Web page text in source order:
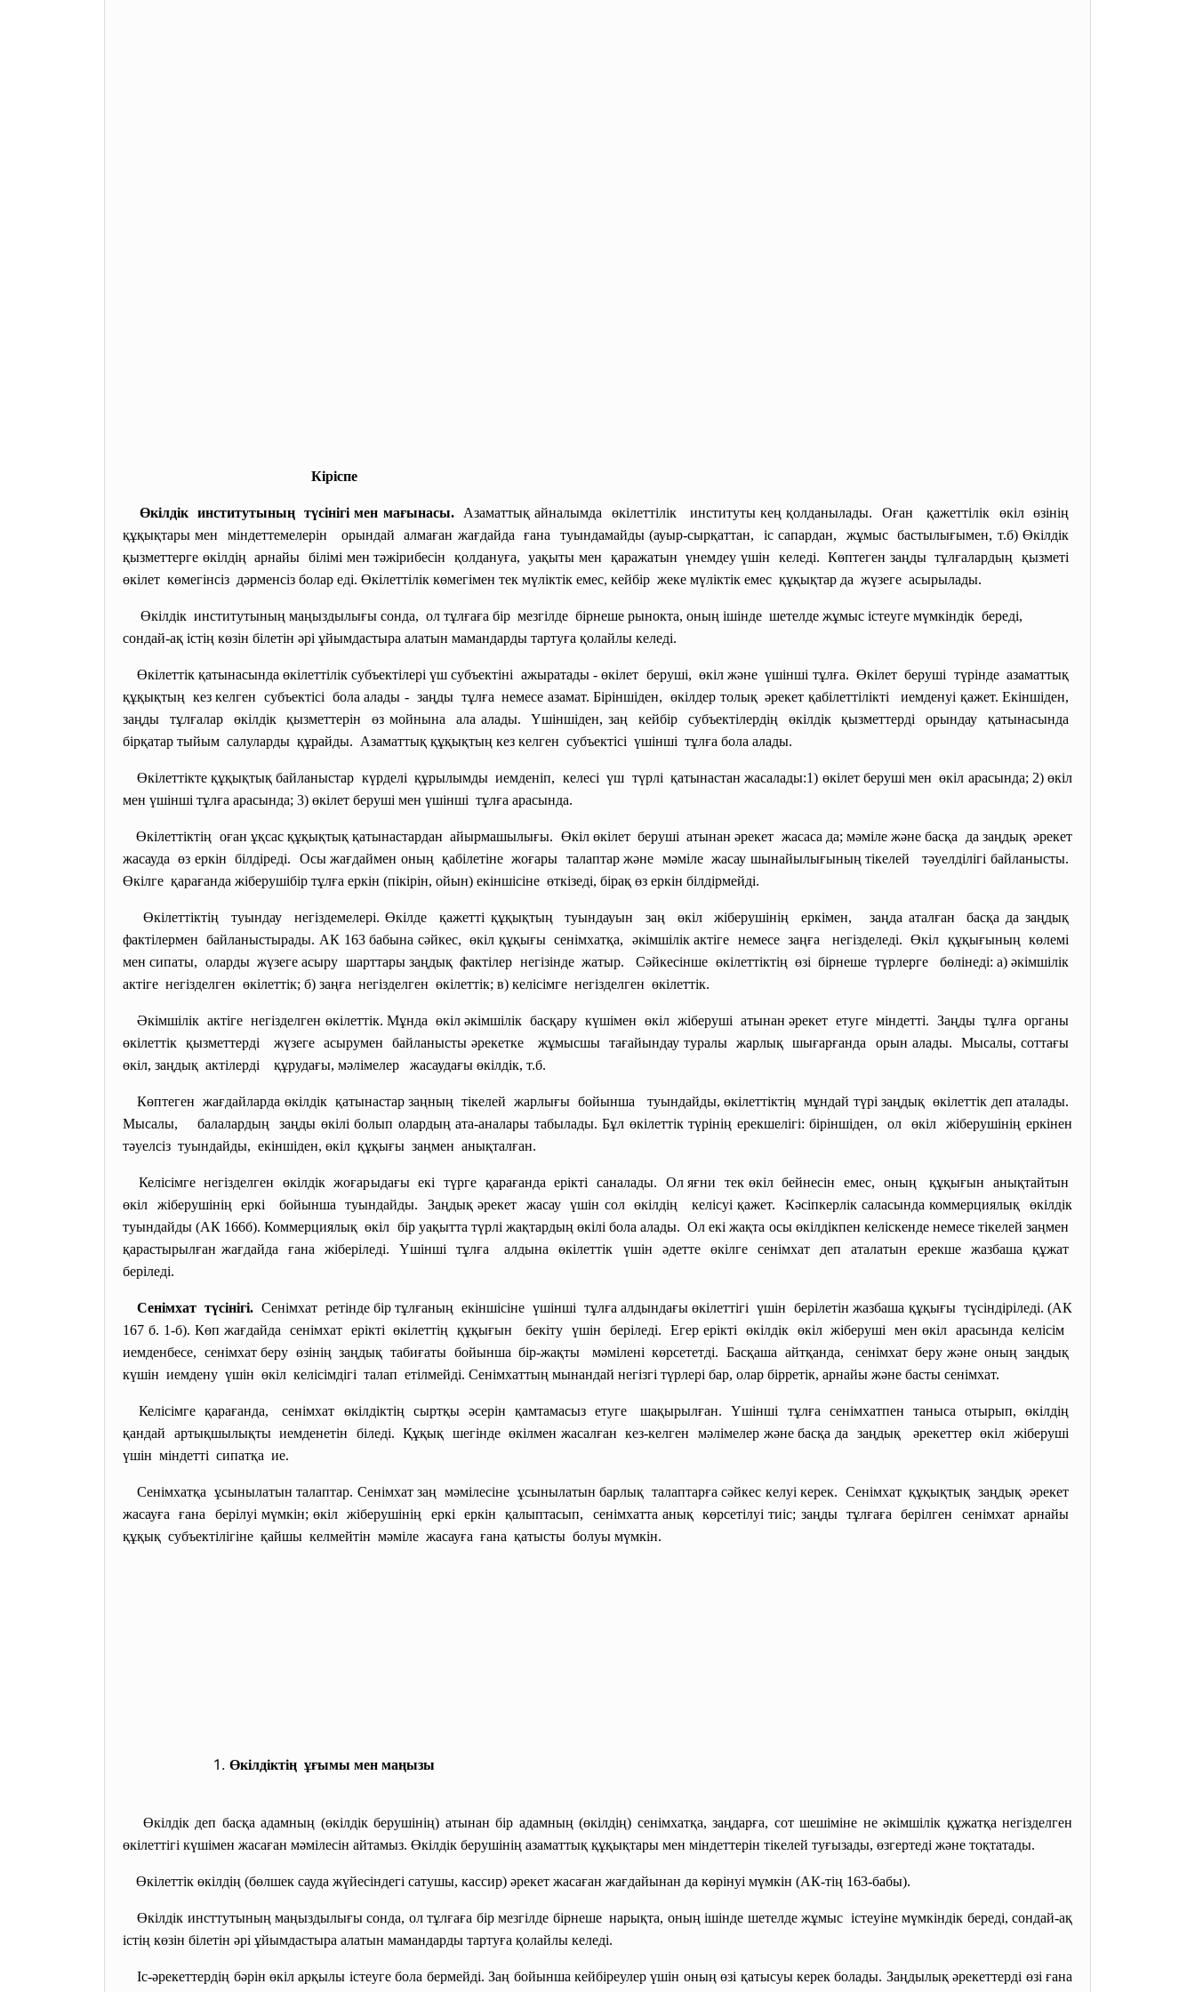
Кіріспе
Өкілдік институтының түсінігі мен мағынасы. Азаматтық айналымда өкілеттілік институты кең қолданылады. Оған қажеттілік өкіл өзінің
құқықтары мен міндеттемелерін орындай алмаған жағдайда ғана туындамайды (ауыр-сырқаттан, іс сапардан, жұмыс бастылығымен, т.б) Өкілдік
қызметтерге өкілдің арнайы білімі мен тәжірибесін қолдануға, уақыты мен қаражатын үнемдеу үшін келеді. Көптеген заңды тұлғалардың қызметі
өкілет көмегінсіз дәрменсіз болар еді. Өкілеттілік көмегімен тек мүліктік емес, кейбір жеке мүліктік емес құқықтар да жүзеге асырылады.
Өкілдік институтының маңыздылығы сонда, ол тұлғаға бір мезгілде бірнеше рынокта, оның ішінде шетелде жұмыс істеуге мүмкіндік береді,
сондай-ақ істің көзін білетін әрі ұйымдастыра алатын мамандарды тартуға қолайлы келеді.
Өкілеттік қатынасында өкілеттіліксубъектілері үш субъектіні ажыратады - өкілет беруші, өкіл және үшінші тұлға. Өкілет беруші түрінде азаматтық
құқықтың кез келген субъектісі бола алады - заңды тұлға немесе азамат. Біріншіден, өкілдер толық әрекет қабілеттілікті иемденуі қажет. Екіншіден,
заңды тұлғалар өкілдік қызметтерін өз мойнына ала алады. Үшіншіден, заң кейбір субъектілердің өкілдік қызметтерді орындау қатынасында
бірқатар тыйым салуларды құрайды. Азаматтық құқықтың кез келген субъектісі үшінші тұлға бола алады.
Өкілеттікте құқықтық байланыстар күрделі құрылымды иемденіп, келесі үш түрлі қатынастан жасалады:1) өкілет беруші мен өкіл арасында; 2) өкіл
мен үшінші тұлға арасында; 3) өкілет беруші мен үшінші тұлға арасында.
Өкілеттіктің оған ұқсас құқықтық қатынастардан айырмашылығы. Өкіл өкілет беруші атынан әрекет жасаса да; мәміле және басқа да заңдық әрекет
жасауда өз еркін білдіреді. Осы жағдаймен оның қабілетіне жоғары талаптар және мәміле жасау шынайылығының тікелей тәуелділігі байланысты.
Өкілге қарағанда жіберушібір тұлға еркін (пікірін, ойын) екіншісіне өткізеді, бірақ өз еркін білдірмейді.
Өкілеттіктің туындау негіздемелері. Өкілде қажетті құқықтың туындауын заң өкіл жіберушінің еркімен, заңда аталған басқа да заңдық
фактілермен байланыстырады. АК 163 бабына сәйкес, өкіл құқығы сенімхатқа, әкімшілік актіге немесе заңға негізделеді. Өкіл құқығының көлемі
мен сипаты, оларды жүзеге асыру шарттары заңдық фактілер негізінде жатыр. Сәйкесінше өкілеттіктің өзі бірнеше түрлерге бөлінеді: а) әкімшілік
актіге негізделген өкілеттік; б) заңға негізделген өкілеттік; в) келісімге негізделген өкілеттік.
Әкімшілік актіге негізделген өкілеттік. Мұнда өкіл әкімшілік басқару күшімен өкіл жіберуші атынан әрекет етуге міндетті. Заңды тұлға органы
өкілеттік қызметтерді жүзеге асырумен байланысты әрекетке жұмысшы тағайындау туралы жарлық шығарғанда орын алады. Мысалы, соттағы
өкіл, заңдық актілерді құрудағы, мәлімелер жасаудағы өкілдік, т.б.
Көптеген жағдайларда өкілдік қатынастар заңның тікелей жарлығы бойынша туындайды, өкілеттіктің мұндай түрі заңдық өкілеттік деп аталады.
Мысалы, балалардың заңды өкілі болып олардың ата-аналары табылады. Бұл өкілеттік түрінің ерекшелігі: біріншіден, ол өкіл жіберушінің еркінен
тәуелсіз туындайды, екіншіден, өкіл құқығы заңмен анықталған.
Келісімге негізделген өкілдік жоғарыдағы екі түрге қарағанда ерікті саналады. Ол яғни тек өкіл бейнесін емес, оның құқығын анықтайтын
өкіл жіберушінің еркі бойынша туындайды. Заңдық әрекет жасау үшін сол өкілдің келісуі қажет. Кәсіпкерлік саласында коммерциялық өкілдік
туындайды (АК 166б). Коммерциялық өкіл бір уақытта түрлі жақтардың өкілі бола алады. Ол екі жақта осы өкілдікпен келіскенде немесе тікелей заңмен
қарастырылған жағдайда ғана жіберіледі. Үшінші тұлға алдына өкілеттік үшін әдетте өкілге сенімхат деп аталатын ерекше жазбаша құжат
беріледі.
Сенімхат түсінігі.Сенімхат ретінде бір тұлғаның екіншісіне үшінші тұлға алдындағы өкілеттігі үшін берілетін жазбаша құқығы түсіндіріледі. (АК
167 б. 1-б). Көп жағдайда сенімхат ерікті өкілеттің құқығын бекіту үшін беріледі. Егер ерікті өкілдік өкіл жіберуші мен өкіл арасында келісім
иемденбесе, сенімхат беру өзінің заңдық табиғаты бойынша бір-жақты мәмілені көрсететді. Басқаша айтқанда, сенімхат беру және оның заңдық
күшін иемдену үшін өкіл келісімдігі талап етілмейді. Сенімхаттың мынандай негізгі түрлері бар, олар бірретік, арнайы және басты сенімхат.
Келісімге қарағанда, сенімхат өкілдіктің сыртқы әсерін қамтамасыз етуге шақырылған. Үшінші тұлға сенімхатпен таныса отырып, өкілдің
қандай артықшылықты иемденетін біледі. Құқық шегінде өкілмен жасалған кез-келген мәлімелер және басқа да заңдық әрекеттер өкіл жіберуші
үшін міндетті сипатқа ие.
Сенімхатқа ұсынылатын талаптар. Сенімхат заң мәмілесіне ұсынылатын барлық талаптарға сәйкес келуі керек. Сенімхат құқықтық заңдық әрекет
жасауға ғана берілуі мүмкін; өкіл жіберушінің еркі еркін қалыптасып, сенімхатта анық көрсетілуі тиіс; заңды тұлғаға берілген сенімхат арнайы
құқық субъектілігіне қайшы келмейтін мәміле жасауға ғана қатысты болуы мүмкін.
Өкілдіктің ұғымы мен маңызы
Өкілдік деп басқа адамның (өкілдік берушінің) атынан бір адамның (өкілдің) сенімхатқа, заңдарға, сот шешіміне не әкімшілік құжатқа негізделген
өкілеттігі күшімен жасаған мәмілесін айтамыз. Өкілдік берушінің азаматтық құқықтары мен міндеттерін тікелей туғызады, өзгертеді және тоқтатады.
Өкілеттік өкілдің (бөлшек сауда жүйесіндегі сатушы, кассир) әрекет жасаған жағдайынан да көрінуі мүмкін (АК-тің 163-бабы).
Өкілдік инсттутының маңыздылығы сонда, ол тұлғаға бір мезгілде бірнеше нарықта, оның ішінде шетелде жұмыс істеуіне мүмкіндік береді, сондай-ақ
істің көзін білетін әрі ұйымдастыра алатын мамандарды тартуға қолайлы келеді.
Іс-әрекеттердің бәрін өкіл арқылы істеуге бола бермейді. Заң бойынша кейбіреулер үшін оның өзі қатысуы керек болады. Заңдылық әрекеттерді өзі ғана